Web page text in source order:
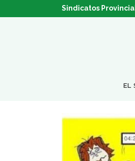
Sindicatos
EL